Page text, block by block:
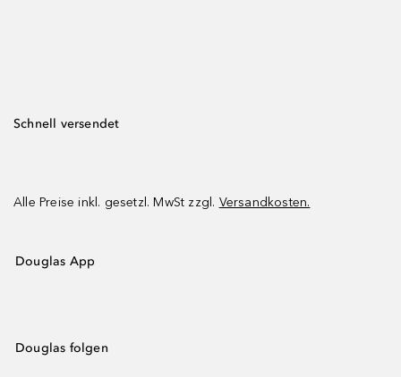
Schnell versendet
Alle Preise inkl. gesetzl. MwSt zzgl. Versandkosten.
Douglas App
Douglas folgen